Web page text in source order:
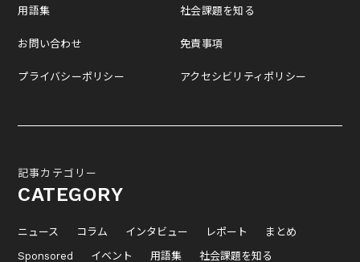
用語集
お問い合わせ
プライバシーポリシー
社会課題を知る
免責事項
アクセシビリティポリシー
記事カテゴリー
CATEGORY
ニュース コラム インタビュー レポート
まとめ
Sponsored
イベント 用語集 社会課題を知る